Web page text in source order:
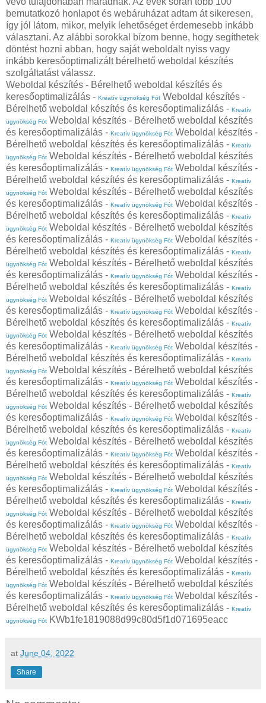
bemutatkozó honlapot és webáruházat adtam át sikeresen,
így jól látom, mikor, melyik lehetőséget érdemesebb inkább
választani. Az alábbi sorokkal bízom benne, hogy segíthetek
döntést hozni abban, hogy saját weboldalt nyiss vagy
inkább keresőoptimalizált bérelhető weboldal készítés
szolgáltatást válassz.
Weboldal készítés - Bérelhető weboldal készítés és
keresőoptimalizálás - Kreatív ügynökség Fót Weboldal készítés -
Bérelhető weboldal készítés és keresőoptimalizálás - Kreatív
ügynökség Fót Weboldal készítés - Bérelhető weboldal készítés
és keresőoptimalizálás - Kreatív ügynökség Fót Weboldal készítés -
Bérelhető weboldal készítés és keresőoptimalizálás - Kreatív
ügynökség Fót Weboldal készítés - Bérelhető weboldal készítés
és keresőoptimalizálás - Kreatív ügynökség Fót Weboldal készítés -
Bérelhető weboldal készítés és keresőoptimalizálás - Kreatív
ügynökség Fót Weboldal készítés - Bérelhető weboldal készítés
és keresőoptimalizálás - Kreatív ügynökség Fót Weboldal készítés -
Bérelhető weboldal készítés és keresőoptimalizálás - Kreatív
ügynökség Fót Weboldal készítés - Bérelhető weboldal készítés
és keresőoptimalizálás - Kreatív ügynökség Fót Weboldal készítés -
Bérelhető weboldal készítés és keresőoptimalizálás - Kreatív
ügynökség Fót Weboldal készítés - Bérelhető weboldal készítés
és keresőoptimalizálás - Kreatív ügynökség Fót Weboldal készítés -
Bérelhető weboldal készítés és keresőoptimalizálás - Kreatív
ügynökség Fót Weboldal készítés - Bérelhető weboldal készítés
és keresőoptimalizálás - Kreatív ügynökség Fót Weboldal készítés -
Bérelhető weboldal készítés és keresőoptimalizálás - Kreatív
ügynökség Fót Weboldal készítés - Bérelhető weboldal készítés
és keresőoptimalizálás - Kreatív ügynökség Fót Weboldal készítés -
Bérelhető weboldal készítés és keresőoptimalizálás - Kreatív
ügynökség Fót Weboldal készítés - Bérelhető weboldal készítés
és keresőoptimalizálás - Kreatív ügynökség Fót Weboldal készítés -
Bérelhető weboldal készítés és keresőoptimalizálás - Kreatív
ügynökség Fót Weboldal készítés - Bérelhető weboldal készítés
és keresőoptimalizálás - Kreatív ügynökség Fót Weboldal készítés -
Bérelhető weboldal készítés és keresőoptimalizálás - Kreatív
ügynökség Fót Weboldal készítés - Bérelhető weboldal készítés
és keresőoptimalizálás - Kreatív ügynökség Fót Weboldal készítés -
Bérelhető weboldal készítés és keresőoptimalizálás - Kreatív
ügynökség Fót Weboldal készítés - Bérelhető weboldal készítés
és keresőoptimalizálás - Kreatív ügynökség Fót Weboldal készítés -
Bérelhető weboldal készítés és keresőoptimalizálás - Kreatív
ügynökség Fót Weboldal készítés - Bérelhető weboldal készítés
és keresőoptimalizálás - Kreatív ügynökség Fót Weboldal készítés -
Bérelhető weboldal készítés és keresőoptimalizálás - Kreatív
ügynökség Fót Weboldal készítés - Bérelhető weboldal készítés
és keresőoptimalizálás - Kreatív ügynökség Fót Weboldal készítés -
Bérelhető weboldal készítés és keresőoptimalizálás - Kreatív
ügynökség Fót Weboldal készítés - Bérelhető weboldal készítés
és keresőoptimalizálás - Kreatív ügynökség Fót Weboldal készítés -
Bérelhető weboldal készítés és keresőoptimalizálás - Kreatív
ügynökség Fót KWb1fe1819088d99c80d5f1d071695eacc
at June 04, 2022
Share